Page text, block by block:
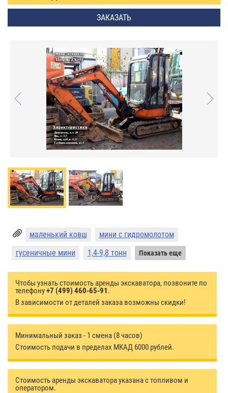
ЗАКАЗАТЬ
маленький ковш
мини с гидромолотом
гусеничные мини
1,4-9,8 тонн Показать еще
Чтобы узнать стоимость аренды экскаватора, позвоните по
телефону+7 (499) 460-65-91.
В зависимости от деталей заказа возможны скидки!
Минимальный заказ - 1 смена (8 часов)
Стоимость подачи в пределах МКАД 6000 рублей.
Стоимость аренды экскаватора указана с топливом и
оператором.